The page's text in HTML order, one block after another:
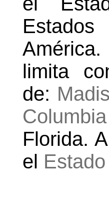
limita
de:
Columbia
Florida.
el